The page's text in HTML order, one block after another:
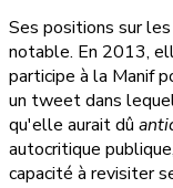
Ses positions sur
notable. En 2013,
participe à la Manif
un tweet dans
qu'elle aurait dû
autocritique
capacité à revisiter